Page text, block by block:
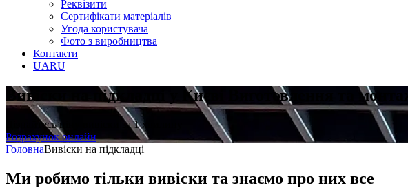
Реквізити
Сертифікати матеріалів
Угода користувача
Фото з виробництва
Контакти
UARU
Вивіски на підкладці у Києві Виготовлення та
Дізнайтесь ціну вивіски за 1 хвилину
Розрахунок онлайн
ГоловнаВивіски на підкладці
Ми робимо тільки вивіски та знаємо про них все